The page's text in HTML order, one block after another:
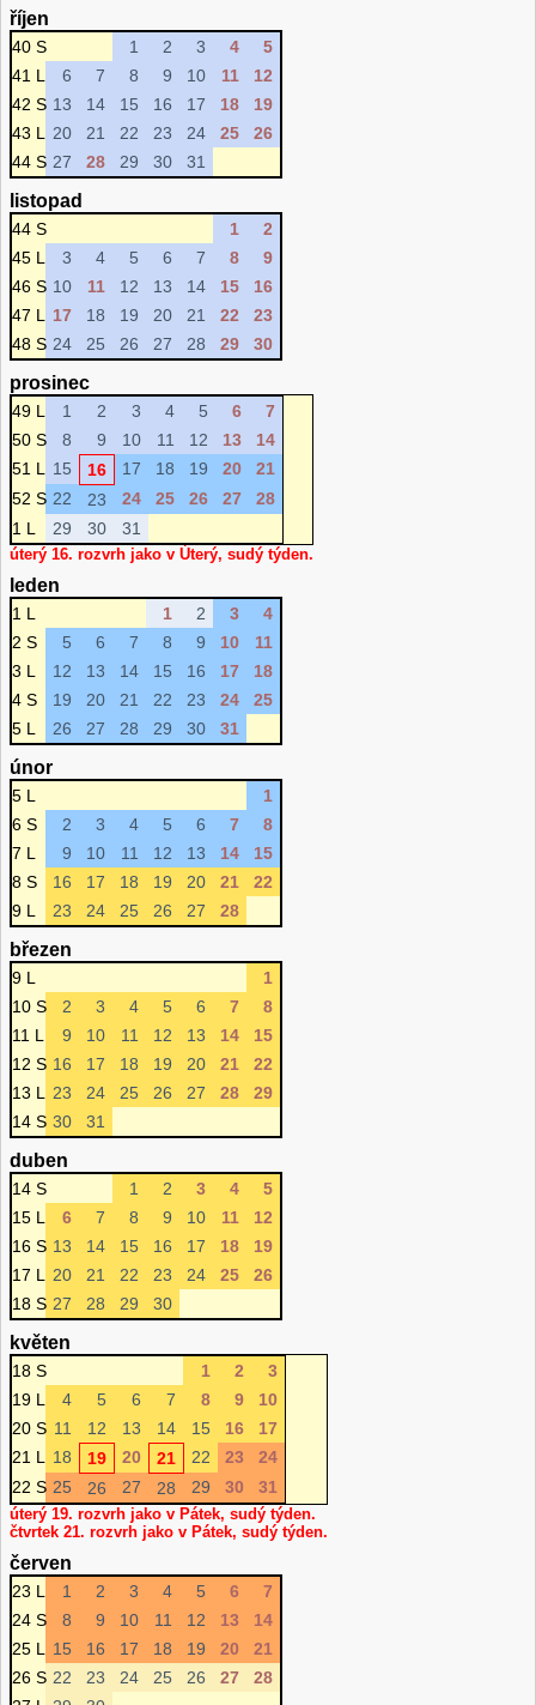
říjen
40 S 1 2 3 4
5
41 L
6 7 8 9 10 11
12
42 S 13 14 15 16 17 18
19
43 L
20 21 22 23 24 25
26
44 S 27 28 29 30 31
listopad
44 S 1
2
45 L
3 4 5 6 7 8
9
46 S 10 11 12 13 14 15
16
47 L
17 18 19 20 21 22
23
48 S 24 25 26 27 28 29 30
prosinec
49 L 1 2 3 4 5 6
7
50 S
8 9 10 11 12 13
14
51 L
15 16 17 18 19 20
21
52 S 22 23 24 25 26 27
28
1 L
29 30 31
úterý 16. rozvrh jako v Úterý, sudý týden.
leden
1 L 1 2 3
4
2 S
5 6 7 8 9 10
11
3 L
12 13 14 15 16 17
18
4 S
19 20 21 22 23 24
25
5 L
26 27 28 29 30 31
únor
5 L
1
6 S
2 3 4 5 6 7
8
7 L
9 10 11 12 13 14
15
8 S
16 17 18 19 20 21
22
9 L
23 24 25 26 27 28
březen
9 L
1
10 S
2 3 4 5 6 7
8
11 L
9 10 11 12 13 14
15
12 S 16 17 18 19 20 21
22
13 L
23 24 25 26 27 28
29
14 S 30 31
duben
14 S 1 2 3 4
5
15 L
6 7 8 9 10 11
12
16 S 13 14 15 16 17 18
19
17 L
20 21 22 23 24 25
26
18 S 27 28 29 30
květen
18 S 1 2
3
19 L
4 5 6 7 8 9
10
20 S 11 12 13 14 15 16
17
21 L
18 19 20 21 22 23
24
22 S 25 26 27 28 29 30 31
úterý 19. rozvrh jako v Pátek, sudý týden.
čtvrtek 21. rozvrh jako v Pátek, sudý týden.
červen
23 L 1 2 3 4 5 6
7
24 S
8 9 10 11 12 13
14
25 L
15 16 17 18 19 20
21
26 S 22 23 24 25 26 27
28